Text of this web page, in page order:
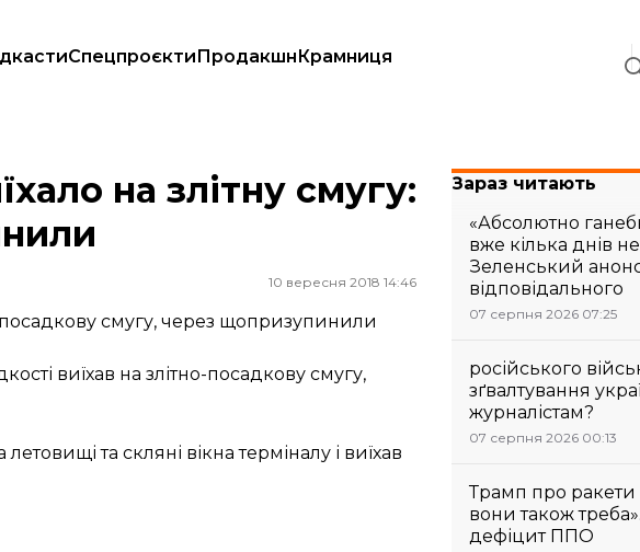
СпецпроєктиПродакшнКрамниця
на злітну смугу:
10 вересня 2018 14:46
смугу, через щопризупинили
виїхав на злітно-посадкову смугу,
та скляні вікна терміналу і виїхав
Зараз читають
«Абсолютно
вже кілька днів
Зеленський
відповідального
07 серпня 2026 07:25
російського
зґвалтування
журналістам?
07 серпня 2026 00:13
Трамп про
вони також
дефіцит ППО